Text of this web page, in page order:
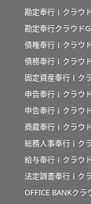
勘定奉行ｉクラウ
勘定奉行クラウド
債権奉行ｉクラウド
債務奉行ｉクラウド
固定資産奉行ｉク
申告奉行ｉクラウ
申告奉行ｉクラウ
商蔵奉行ｉクラウド
総務人事奉行ｉク
給与奉行ｉクラウド
法定調書奉行ｉク
OFFICE BANKクラ